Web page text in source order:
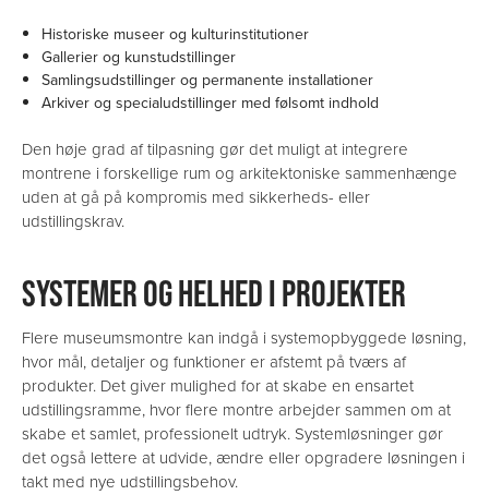
Historiske museer og kulturinstitutioner
Gallerier og kunstudstillinger
Samlingsudstillinger og permanente installationer
Arkiver og specialudstillinger med følsomt indhold
Den høje grad af tilpasning gør det muligt at integrere
montrene i forskellige rum og arkitektoniske sammenhænge
uden at gå på kompromis med sikkerheds- eller
udstillingskrav.
SYSTEMER OG HELHED I PROJEKTER
Flere museumsmontre kan indgå i systemopbyggede løsning,
hvor mål, detaljer og funktioner er afstemt på tværs af
produkter. Det giver mulighed for at skabe en ensartet
udstillingsramme, hvor flere montre arbejder sammen om at
skabe et samlet, professionelt udtryk. Systemløsninger gør
det også lettere at udvide, ændre eller opgradere løsningen i
takt med nye udstillingsbehov.